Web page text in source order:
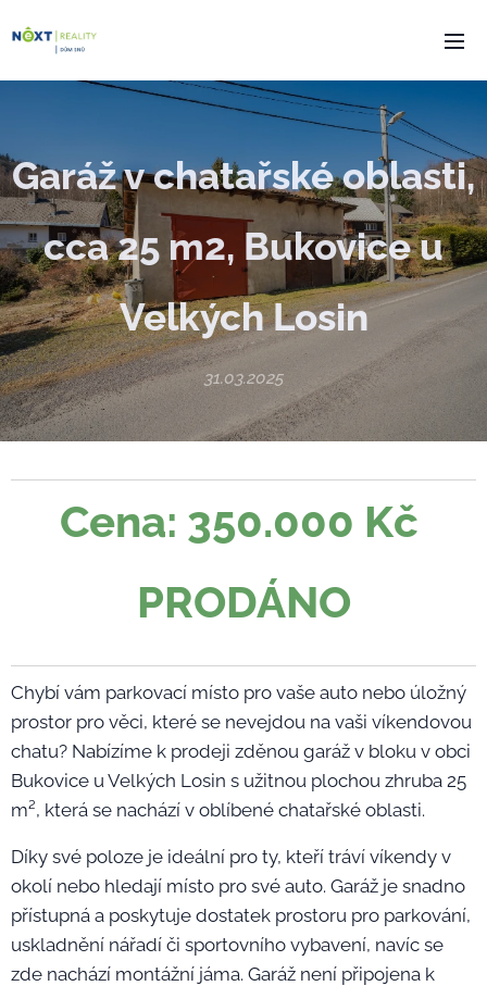
Garáž v chatařské oblasti,
cca 25 m2, Bukovice u
Velkých Losin
31.03.2025
Cena: 350.000 Kč
PRODÁNO
Chybí vám parkovací místo pro vaše auto nebo úložný
prostor pro věci, které se nevejdou na vaši víkendovou
chatu? Nabízíme k prodeji zděnou garáž v bloku v obci
Bukovice u Velkých Losin s užitnou plochou zhruba 25
m², která se nachází v oblíbené chatařské oblasti.
Díky své poloze je ideální pro ty, kteří tráví víkendy v
okolí nebo hledají místo pro své auto. Garáž je snadno
přístupná a poskytuje dostatek prostoru pro parkování,
uskladnění nářadí či sportovního vybavení, navíc se
zde nachází montážní jáma. Garáž není připojena k